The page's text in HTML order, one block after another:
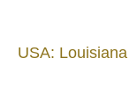
USA: Louisiana